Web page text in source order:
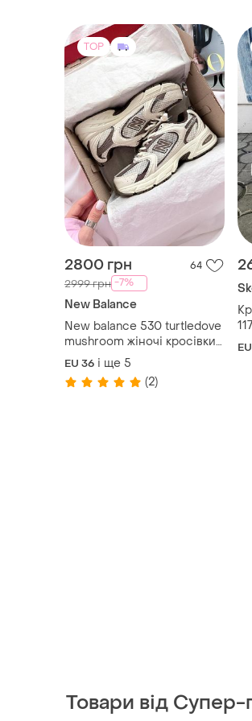
TOP
2800 грн 64
2999 грн -7%
New Balance
New balance 530 turtledove
mushroom жіночі кросівки
ню беланс 530 сітка
EU 36 і ще 5
(2)
Товари від Супер-